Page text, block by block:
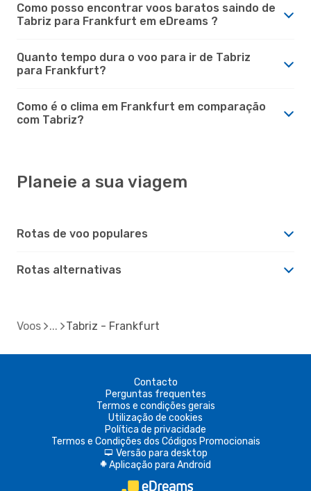
Como posso encontrar voos baratos saindo de
Tabriz para Frankfurt em eDreams ?
Quanto tempo dura o voo para ir de Tabriz
para Frankfurt?
Como é o clima em Frankfurt em comparação
com Tabriz?
Planeie a sua viagem
Rotas de voo populares
Rotas alternativas
Voos Tabriz - Frankfurt
Contacto
Perguntas frequentes
Termos e condições gerais
Utilização de cookies
Política de privacidade
Termos e Condições dos Códigos Promocionais
d Versão para desktop
A Aplicação para Android